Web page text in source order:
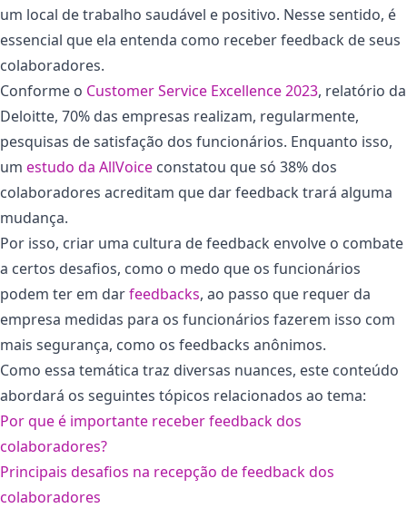
um local de trabalho saudável e positivo. Nesse sentido, é
essencial que ela entenda como receber feedback de seus
colaboradores.
Conforme o Customer Service Excellence 2023, relatório da
Deloitte, 70% das empresas realizam, regularmente,
pesquisas de satisfação dos funcionários. Enquanto isso,
um estudo da AllVoice constatou que só 38% dos
colaboradores acreditam que dar feedback trará alguma
mudança.
Por isso, criar uma cultura de feedback envolve o combate
a certos desafios, como o medo que os funcionários
podem ter em darfeedbacks, ao passo que requer da
empresa medidas para os funcionários fazerem isso com
mais segurança, como os feedbacks anônimos.
Como essa temática traz diversas nuances, este conteúdo
abordará os seguintes tópicos relacionados ao tema:
Por que é importante receber feedback dos
colaboradores?
Principais desafios na recepção de feedback dos
colaboradores